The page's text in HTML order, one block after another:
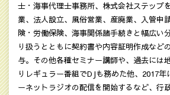
士・海事代理士事務所、株式会社ステップ
業、法人設立、風俗営業、産廃業、入管申
険・労働保険、海事関係諸手続きと幅広い
り扱うとともに契約書や内容証明作成など
与。その他各種セミナー講師や、過去には
りレギュラー番組でDJも務めた他、2017
ーネットラジオの配信を開始するなど、行